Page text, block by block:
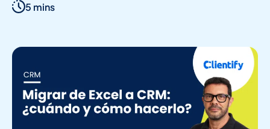
5 mins